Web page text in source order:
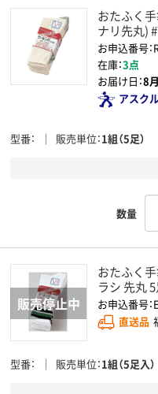
おたふく
ナリ先丸)
お申込番号：
在庫：3点
お届け日：8
アスク
型番 販売単位 1組（5足）
数量
おたふく
ラシ 先丸 5
お申込番号：
直送品
型番 販売単位 1組（5足入）